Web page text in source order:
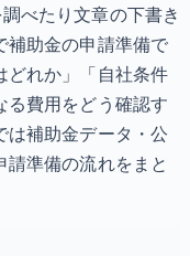
べたり文章の下書き
補助金の申請準備で
どれか」「自社条件
る費用をどう確認す
は補助金データ・公
準備の流れをまと